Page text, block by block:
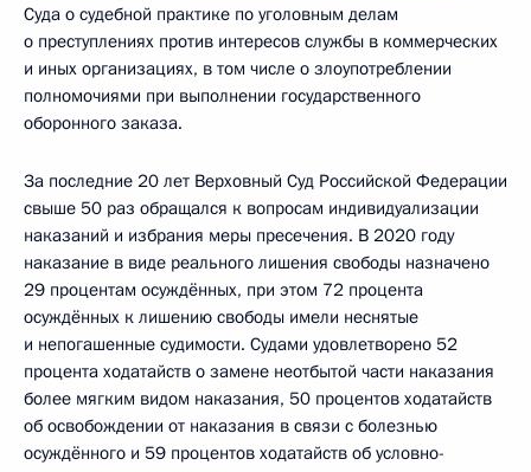
Суда о судебной практике по уголовным делам
о преступлениях против интересов службы в коммерческих
и иных организациях, в том числе о злоупотреблении
полномочиями при выполнении государственного
оборонного заказа.
За последние 20 лет Верховный Суд Российской Федерации
свыше 50 раз обращался к вопросам индивидуализации
наказаний и избрания меры пресечения. В 2020 году
наказание в виде реального лишения свободы назначено
29 процентам осуждённых, при этом 72 процента
осуждённых к лишению свободы имели неснятые
и непогашенные судимости. Судами удовлетворено 52
процента ходатайств о замене неотбытой части наказания
более мягким видом наказания, 50 процентов ходатайств
об освобождении от наказания в связи с болезнью
осуждённого и 59 процентов ходатайств об условно-